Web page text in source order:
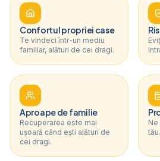
Confortul propriei case
Te vindeci într-un mediu
familiar, alături de cei dragi.
Aproape de familie
Recuperarea este mai
ușoară când ești alături de
cei dragi.